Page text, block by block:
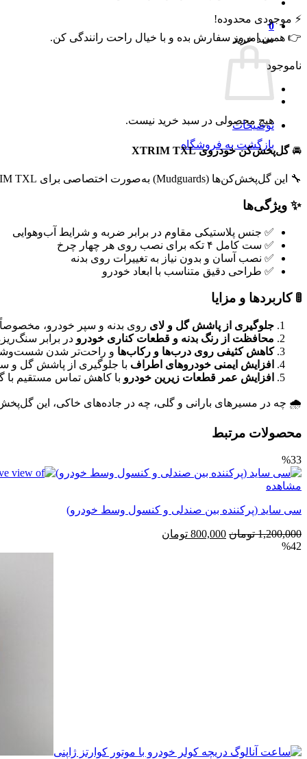
0
سبد خرید
هیچ محصولی در سبد خرید نیست.
بازگشت به فروشگاه
⚡ موجودی محدوده!
👉 همین امروز سفارش بده و با خیال راحت رانندگی کن.
ناموجود
توضیحات
🚘گل‌پخش‌کن خودروی XTRIM TXL
🔧 این گل‌پخش‌کن‌ها (Mudguards) به‌صورت اختصاصی برای XTRIM TXL طراحی شده‌اند و از جنس پلاستیک مقاوم و باکیفیت ساخته شده‌اند.
✨ ویژگی‌ها
✅ جنس پلاستیکی مقاوم در برابر ضربه و شرایط آب‌وهوایی
✅ ست کامل ۴ تکه برای نصب روی هر چهار چرخ
✅ نصب آسان و بدون نیاز به تغییرات روی بدنه
✅ طراحی دقیق متناسب با ابعاد خودرو
🚦 کاربردها و مزایا
جلوگیری از پاشش گل و لای روی بدنه و سپر خودرو، مخصوصاً
محافظت از رنگ بدنه و قطعات کناری خودرو در برابر
کاهش کثیفی روی درب‌ها و رکاب‌ها و راحت‌تر شدن
افزایش ایمنی خودروهای اطراف با جلوگیری از پاشش گل و
افزایش عمر قطعات زیرین خودرو با کاهش تماس مستقیم با
🌧 چه در مسیرهای بارانی و گلی، چه در جاده‌های خاکی، این
محصولات مرتبط
%33
مشاهده
سی ساید (پرکننده بین صندلی و کنسول وسط خودرو)
1,200,000 تومان قیمت
800,000 تومان
%42